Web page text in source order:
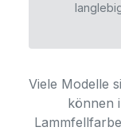
Viele Modelle
können